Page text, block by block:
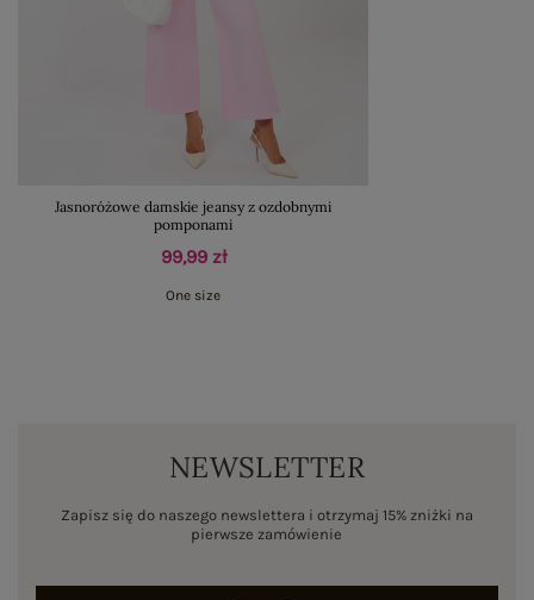
Jasnoróżowe damskie jeansy z ozdobnymi
pomponami
99,99 zł
One size
NEWSLETTER
Zapisz się do naszego newslettera i otrzymaj 15% zniżki na
pierwsze zamówienie